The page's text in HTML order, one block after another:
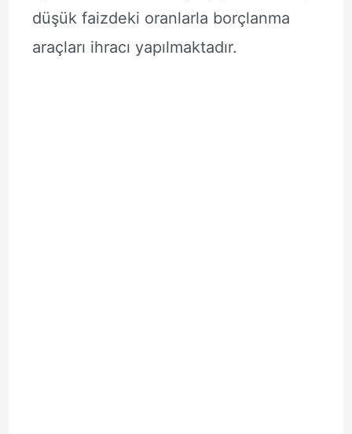
düşük faizdeki oranlarla borçlanma
araçları ihracı yapılmaktadır.